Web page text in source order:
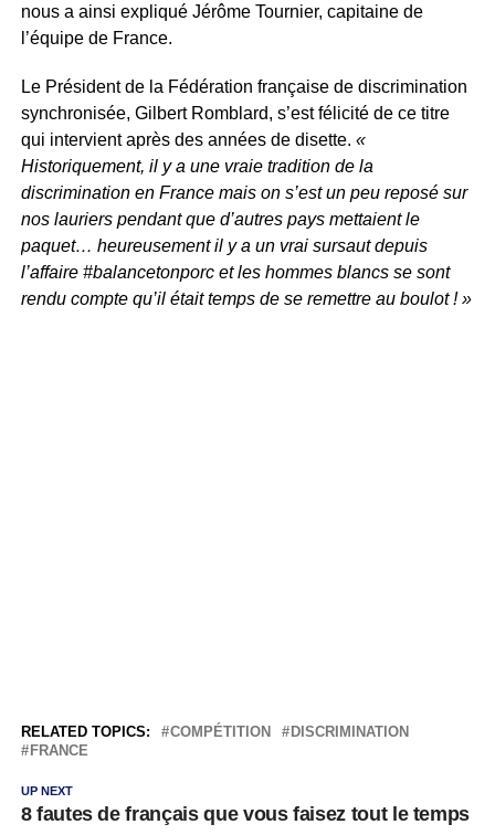
nous a ainsi expliqué Jérôme Tournier, capitaine de
l’équipe de France.
Le Président de la Fédération française de discrimination
synchronisée, Gilbert Romblard, s’est félicité de ce titre
qui intervient après des années de disette. «
Historiquement, il y a une vraie tradition de la
discrimination en France mais on s’est un peu reposé sur
nos lauriers pendant que d’autres pays mettaient le
paquet… heureusement il y a un vrai sursaut depuis
l’affaire #balancetonporc et les hommes blancs se sont
rendu compte qu’il était temps de se remettre au boulot ! »
RELATED TOPICS: COMPÉTITION
DISCRIMINATION
FRANCE
UP NEXT
8 fautes de français que vous faisez tout le temps